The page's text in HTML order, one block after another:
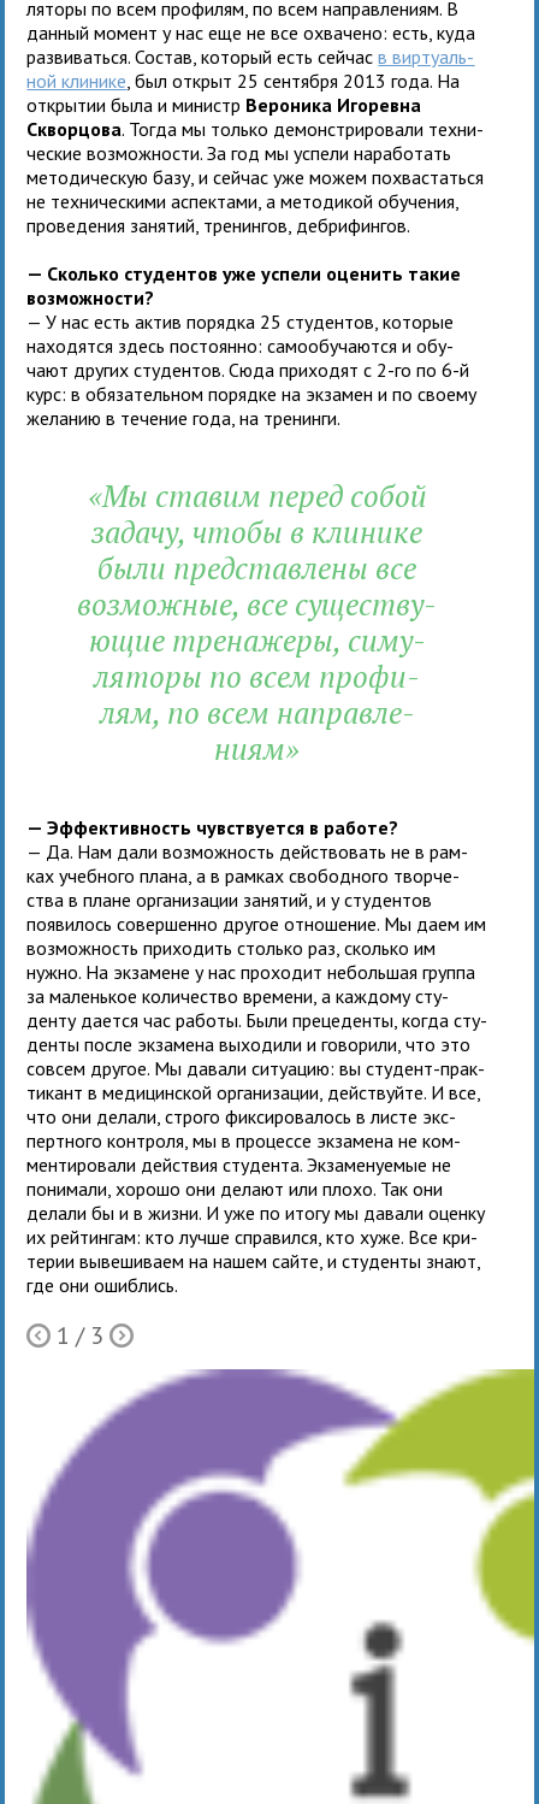
ля­торы по всем про­фи­лям, по всем направ­ле­ниям. В
дан­ный момент у нас еще не все охва­чено: есть, куда
раз­ви­ваться. Состав, кото­рый есть сей­часв вир­ту­аль­
ной кли­нике , был открыт 25 сен­тября 2013 года. На
откры­тии была и министр Вероника Игоревна
Скворцова. Тогда мы только демон­стри­ро­вали тех­ни­
че­ские воз­мож­но­сти. За год мы успели нара­бо­тать
мето­ди­че­скую базу, и сей­час уже можем похва­статься
не тех­ни­че­скими аспек­тами, а мето­ди­кой обу­че­ния,
про­ве­де­ния заня­тий, тре­нин­гов, дебри­фингов.
— Сколько сту­ден­тов уже успели оце­нить такие
воз­можности?
— У нас есть актив порядка 25 сту­ден­тов, кото­рые
нахо­дятся здесь посто­янно: само­обу­ча­ются и обу­
чают дру­гих сту­ден­тов. Сюда при­хо­дят с 2-го по 6-й
курс: в обя­за­тель­ном порядке на экза­мен и по сво­ему
жела­нию в тече­ние года, на тренинги.
«Мы ста­вим перед собой
задачу, чтобы в кли­нике
были пред­став­лены все
воз­мож­ные, все суще­ству­
ю­щие тре­на­жеры, симу­
ля­торы по всем про­фи­
лям, по всем направ­ле­
ниям»
— Эффективность чув­ству­ется в работе?
— Да. Нам дали воз­мож­ность дей­ство­вать не в рам­
ках учеб­ного плана, а в рам­ках сво­бод­ного твор­че­
ства в плане орга­ни­за­ции заня­тий, и у сту­ден­тов
появи­лось совер­шенно дру­гое отно­ше­ние. Мы даем им
воз­мож­ность при­хо­дить столько раз, сколько им
нужно. На экза­мене у нас про­хо­дит неболь­шая группа
за малень­кое коли­че­ство вре­мени, а каж­дому сту­
денту дается час работы. Были пре­це­денты, когда сту­
денты после экза­мена выхо­дили и гово­рили, что это
совсем дру­гое. Мы давали ситу­а­цию: вы сту­дент-прак­
ти­кант в меди­цин­ской орга­ни­за­ции, дей­ствуйте. И все,
что они делали, строго фик­си­ро­ва­лось в листе экс­
перт­ного кон­троля, мы в про­цессе экза­мена не ком­
мен­ти­ро­вали дей­ствия сту­дента. Экзаменуемые не
пони­мали, хорошо они делают или плохо. Так они
делали бы и в жизни. И уже по итогу мы давали оценку
их рей­тин­гам: кто лучше спра­вился, кто хуже. Все кри­
те­рии выве­ши­ваем на нашем сайте, и сту­денты знают,
где они ошиблись.
Ò 1 / 3Õ